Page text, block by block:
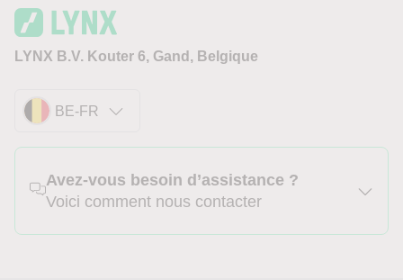
LYNX B.V. Kouter 6, Gand, Belgique
BE-FR
Avez-vous besoin d’assistance ?
Voici comment nous contacter